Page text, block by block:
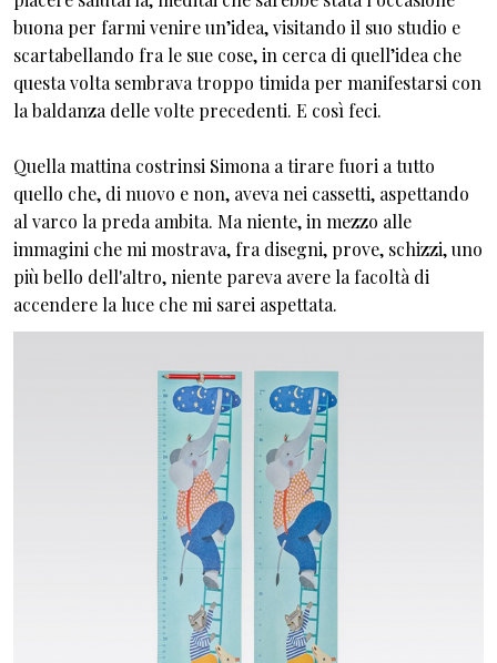
buona per farmi venire un’idea, visitando il suo studio e
scartabellando fra le sue cose, in cerca di quell’idea che
questa volta sembrava troppo timida per manifestarsi con
la baldanza delle volte precedenti. E così feci.
Quella mattina costrinsi Simona a tirare fuori a tutto
quello che, di nuovo e non, aveva nei cassetti, aspettando
al varco la preda ambita. Ma niente, in mezzo alle
immagini che mi mostrava, fra disegni, prove, schizzi, uno
più bello dell'altro, niente pareva avere la facoltà di
accendere la luce che mi sarei aspettata.